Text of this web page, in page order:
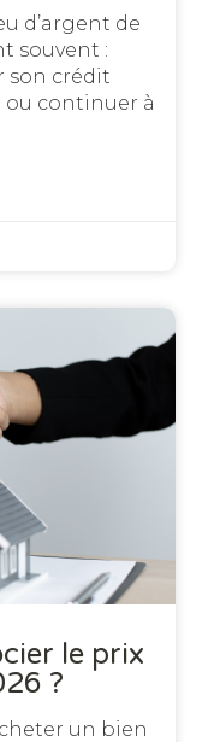
d’argent de
souvent :
son crédit
continuer à
le prix
?
un bien